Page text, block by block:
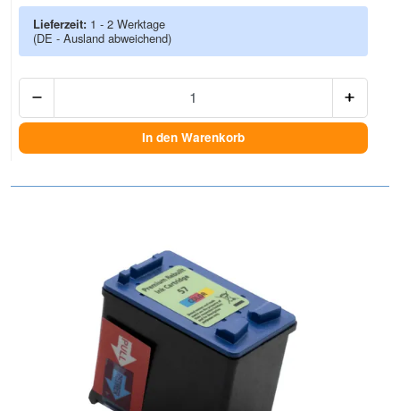
Lieferzeit: 1 - 2 Werktage
(DE - Ausland abweichend)
In den Warenkorb